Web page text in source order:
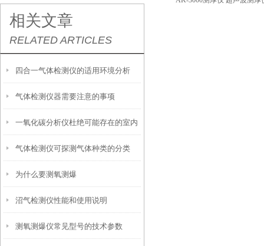
相关文章
RELATED ARTICLES
四合一气体检测仪的适用环境分析
气体检测仪器需要注意的事项
一氧化碳分析仪杜绝可能存在的室内
一氧化碳中毒
气体检测仪可探测气体种类的分类
为什么要测氧测爆
沼气检测仪性能和使用说明
测氧测爆仪常见型号的技术参数